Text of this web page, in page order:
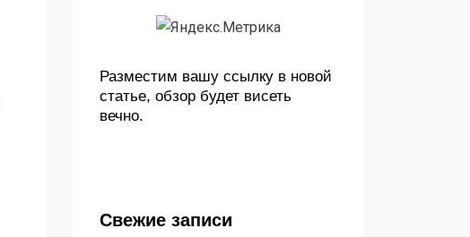
Разместим вашу ссылку в новой
статье, обзор будет висеть
вечно.
Свежие записи